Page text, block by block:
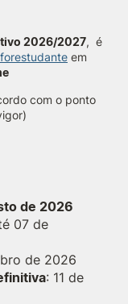
Denúncias
reservados.
2026/2027, é
em
com o ponto
de 2026
07 de
de 2026
: 11 de